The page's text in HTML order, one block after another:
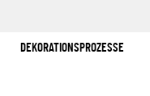
DEKORATIONSPROZESSE